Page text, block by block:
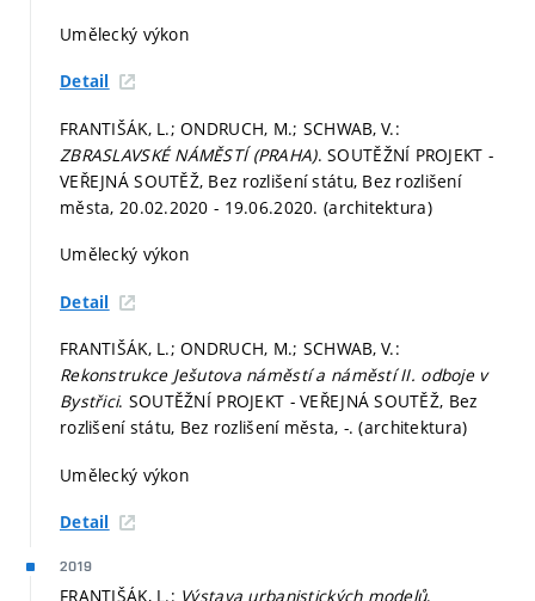
Umělecký výkon
Detail
FRANTIŠÁK, L.; ONDRUCH, M.; SCHWAB, V.:
ZBRASLAVSKÉ NÁMĚSTÍ (PRAHA). SOUTĚŽNÍ PROJEKT -
VEŘEJNÁ SOUTĚŽ, Bez rozlišení státu, Bez rozlišení
města, 20.02.2020 - 19.06.2020. (architektura)
Umělecký výkon
Detail
FRANTIŠÁK, L.; ONDRUCH, M.; SCHWAB, V.:
Rekonstrukce Ješutova náměstí a náměstí II. odboje v
Bystřici. SOUTĚŽNÍ PROJEKT - VEŘEJNÁ SOUTĚŽ, Bez
rozlišení státu, Bez rozlišení města, -. (architektura)
Umělecký výkon
Detail
2019
FRANTIŠÁK, L.: Výstava urbanistických modelů.